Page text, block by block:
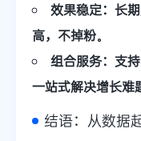
效果稳定：长
高，不掉粉。
组合服务：支
一站式解决增长难
结语：从数据